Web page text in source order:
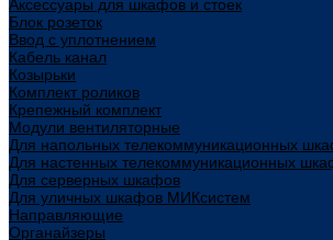
Аксессуары для шкафов и стоек
Блок розеток
Ввод с уплотнением
Кабель канал
Козырьки
Комплект роликов
Крепежный комплект
Модули вентиляторные
Для напольных телекоммуникационных
Для настенных телекоммуникационных
Для серверных шкафов
Для уличных шкафов МИКсистем
Направляющие
Органайзеры